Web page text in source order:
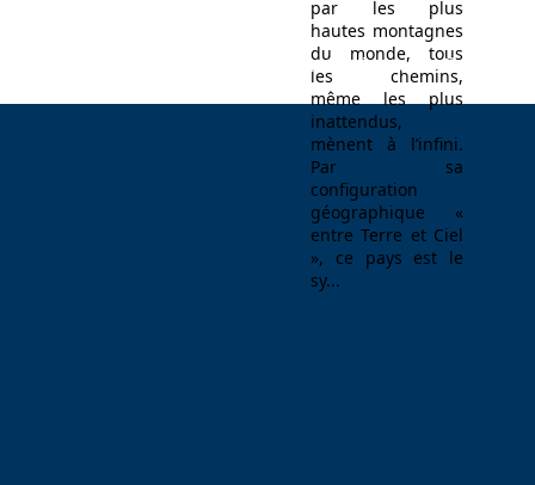
par les plus
hautes montagnes
du monde, tous
les chemins,
même les plus
inattendus,
mènent à l’infini.
Par sa
configuration
géographique «
entre Terre et Ciel
», ce pays est le
sy...
Espace professionnel Contact